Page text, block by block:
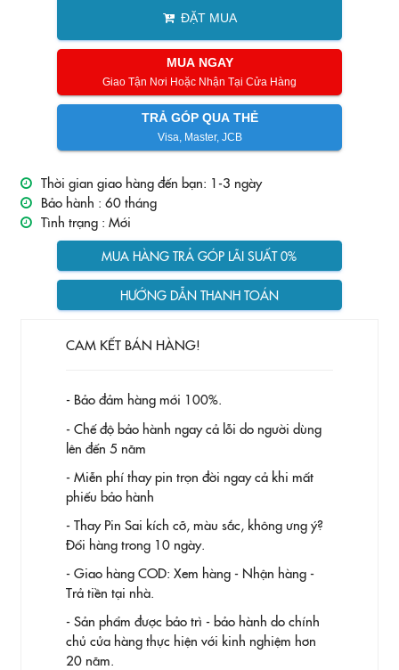
ĐẶT MUA
MUA NGAY
Giao Tận Nơi Hoặc Nhận Tại Cửa Hàng
TRẢ GÓP QUA THẺ
Visa, Master, JCB
Thời gian giao hàng đến bạn: 1-3 ngày
Bảo hành : 60 tháng
Tình trạng : Mới
MUA HÀNG TRẢ GÓP LÃI SUẤT 0%
HƯỚNG DẪN THANH TOÁN
CAM KẾT BÁN HÀNG!
- Bảo đảm hàng mới 100%.
- Chế độ bảo hành ngay cả lỗi do người dùng
lên đến 5 năm
- Miễn phí thay pin trọn đời ngay cả khi mất
phiếu bảo hành
- Thay Pin Sai kích cỡ, màu sắc, không ưng ý?
Đổi hàng trong 10 ngày.
- Giao hàng COD: Xem hàng - Nhận hàng -
Trả tiền tại nhà.
- Sản phẩm được bảo trì - bảo hành do chính
chủ cửa hàng thực hiện với kinh nghiệm hơn
20 năm.